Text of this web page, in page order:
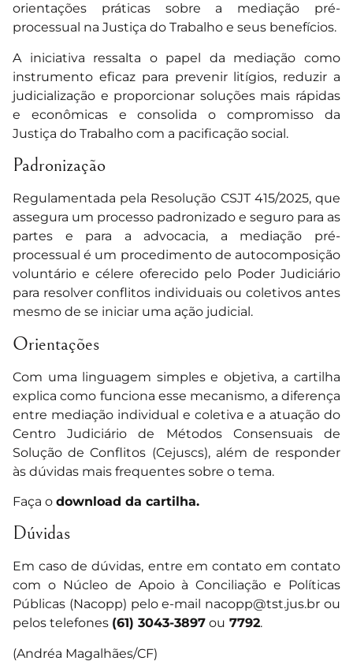
orientações práticas sobre a mediação pré-
processual na Justiça do Trabalho e seus benefícios.
A iniciativa ressalta o papel da mediação como
instrumento eficaz para prevenir litígios, reduzir a
judicialização e proporcionar soluções mais rápidas
e econômicas e consolida o compromisso da
Justiça do Trabalho com a pacificação social.
Padronização
Regulamentada pela Resolução CSJT 415/2025, que
assegura um processo padronizado e seguro para as
partes e para a advocacia, a mediação pré-
processual é um procedimento de autocomposição
voluntário e célere oferecido pelo Poder Judiciário
para resolver conflitos individuais ou coletivos antes
mesmo de se iniciar uma ação judicial.
Orientações
Com uma linguagem simples e objetiva, a cartilha
explica como funciona esse mecanismo, a diferença
entre mediação individual e coletiva e a atuação do
Centro Judiciário de Métodos Consensuais de
Solução de Conflitos (Cejuscs), além de responder
às dúvidas mais frequentes sobre o tema.
Faça o download da cartilha.
Dúvidas
Em caso de dúvidas, entre em contato em contato
com o Núcleo de Apoio à Conciliação e Políticas
Públicas (Nacopp) pelo e-mail nacopp@tst.jus.br ou
pelos telefones (61) 3043-3897 ou 7792.
(Andréa Magalhães/CF)